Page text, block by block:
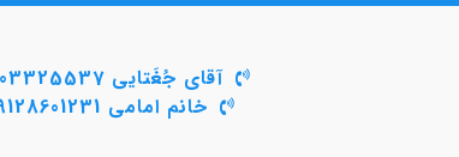
آقای جُغَتایی 09103325537
خانم امامی 09128601231